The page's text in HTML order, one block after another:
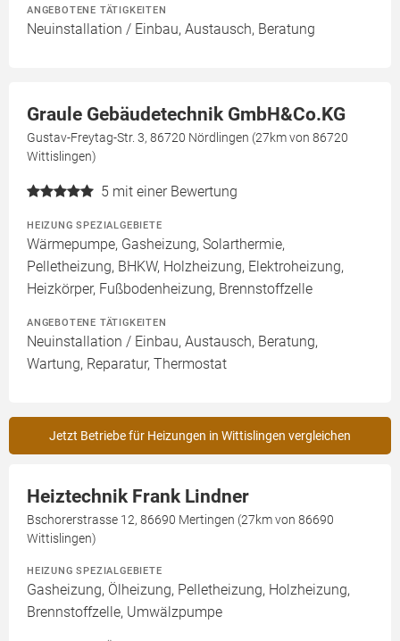
ANGEBOTENE TÄTIGKEITEN
Neuinstallation / Einbau, Austausch, Beratung
Graule Gebäudetechnik GmbH&Co.KG
Gustav-Freytag-Str. 3, 86720 Nördlingen (27km von 86720
Wittislingen)
5 mit einer Bewertung
HEIZUNG SPEZIALGEBIETE
Wärmepumpe, Gasheizung, Solarthermie,
Pelletheizung, BHKW, Holzheizung, Elektroheizung,
Heizkörper, Fußbodenheizung, Brennstoffzelle
ANGEBOTENE TÄTIGKEITEN
Neuinstallation / Einbau, Austausch, Beratung,
Wartung, Reparatur, Thermostat
Jetzt Betriebe für Heizungen in Wittislingen vergleichen
Heiztechnik Frank Lindner
Bschorerstrasse 12, 86690 Mertingen (27km von 86690
Wittislingen)
HEIZUNG SPEZIALGEBIETE
Gasheizung, Ölheizung, Pelletheizung, Holzheizung,
Brennstoffzelle, Umwälzpumpe